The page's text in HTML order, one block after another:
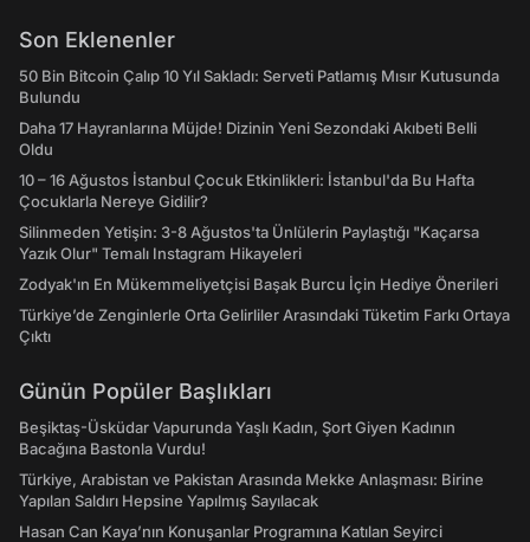
Son Eklenenler
50 Bin Bitcoin Çalıp 10 Yıl Sakladı: Serveti Patlamış Mısır Kutusunda
Bulundu
Daha 17 Hayranlarına Müjde! Dizinin Yeni Sezondaki Akıbeti Belli
Oldu
10 – 16 Ağustos İstanbul Çocuk Etkinlikleri: İstanbul'da Bu Hafta
Çocuklarla Nereye Gidilir?
Silinmeden Yetişin: 3-8 Ağustos'ta Ünlülerin Paylaştığı "Kaçarsa
Yazık Olur" Temalı Instagram Hikayeleri
Zodyak'ın En Mükemmeliyetçisi Başak Burcu İçin Hediye Önerileri
Türkiye’de Zenginlerle Orta Gelirliler Arasındaki Tüketim Farkı Ortaya
Çıktı
Günün Popüler Başlıkları
Beşiktaş-Üsküdar Vapurunda Yaşlı Kadın, Şort Giyen Kadının
Bacağına Bastonla Vurdu!
Türkiye, Arabistan ve Pakistan Arasında Mekke Anlaşması: Birine
Yapılan Saldırı Hepsine Yapılmış Sayılacak
Hasan Can Kaya’nın Konuşanlar Programına Katılan Seyirci